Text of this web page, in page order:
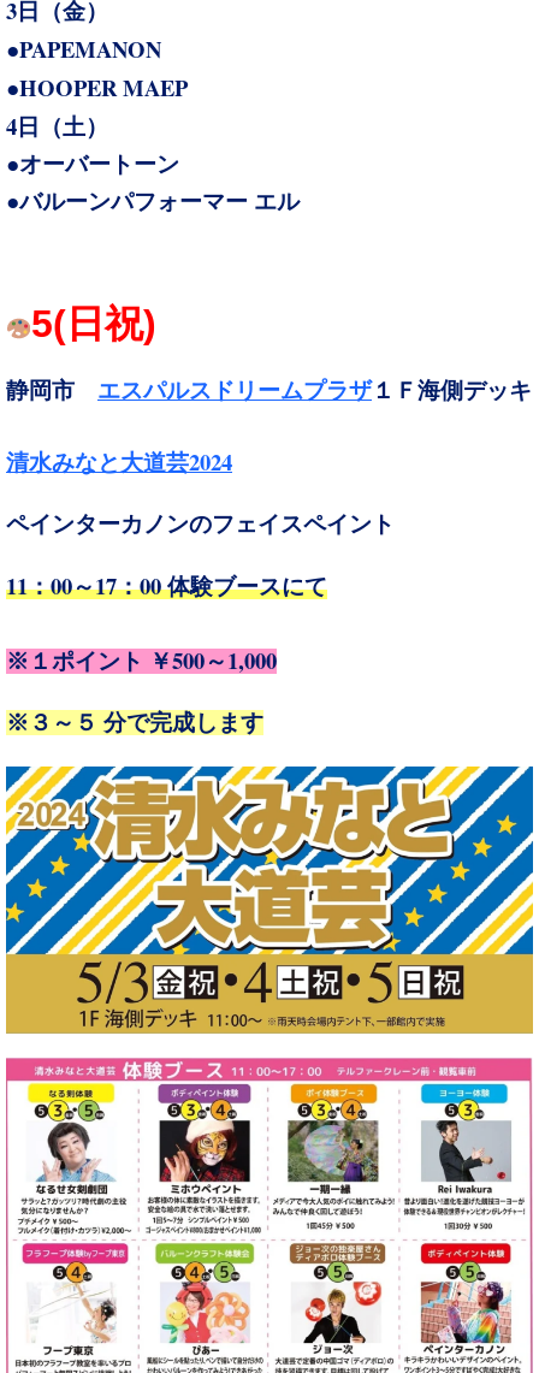
3 日（金）
●PAPEMANON
●HOOPER MAEP
4 日（土）
●オーバートーン
●バルーンパフォーマー エル
5(日祝)
静岡市 エスパルスドリームプラザ１Ｆ海側デッキ
清水みなと大道芸2024
ペインターカノンのフェイスペイント
11：00～17：00体験ブースにて
※１ポイント ￥500～1,000
※３～５ 分で完成します